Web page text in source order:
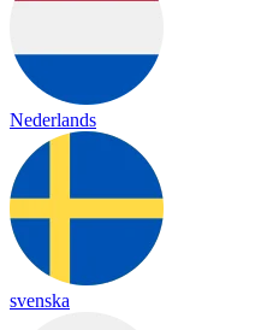
Nederlands
svenska